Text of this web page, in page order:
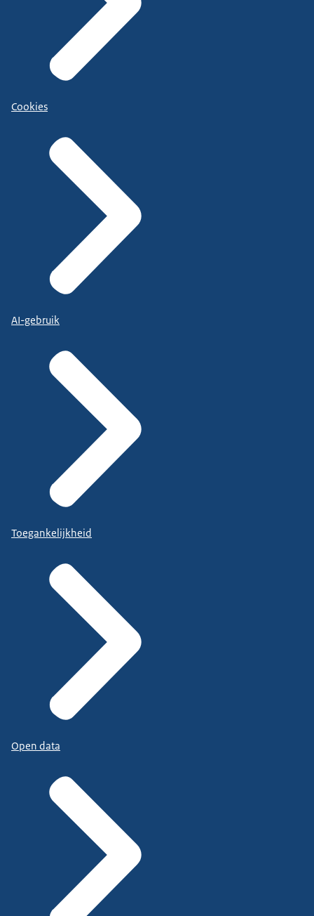
Cookies
AI-gebruik
Toegankelijkheid
Open data